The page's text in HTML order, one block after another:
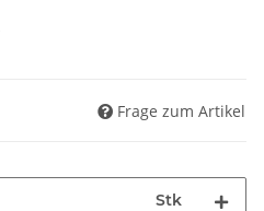
Frage zum Artikel
Stk